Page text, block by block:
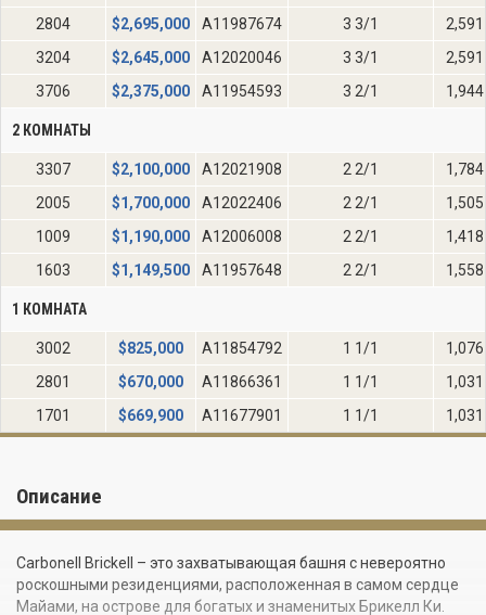
2804
$2,695,000 A11987674 3 3/1
2,591
3204
$2,645,000 A12020046 3 3/1
2,591
3706
$2,375,000 A11954593 3 2/1 1,944
2 КОМНАТЫ
3307 $2,100,000 A12021908 2 2/1
1,784
2005
$1,700,000 A12022406 2 2/1
1,505
1009
$1,190,000 A12006008 2 2/1
1,418
1603
$1,149,500 A11957648 2 2/1 1,558
1 КОМНАТА
3002 $825,000 A11854792 1 1/1
1,076
2801
$670,000 A11866361 1 1/1
1,031
1701
$669,900 A11677901 1 1/1 1,031
Описание
Carbonell Brickell – это захватывающая башня с невероятно
роскошными резиденциями, расположенная в самом сердце
Майами, на острове для богатых и знаменитых Брикелл Ки.